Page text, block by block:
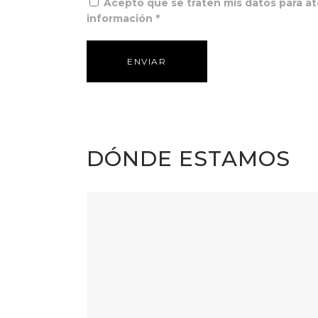
Acepto que se traten mis datos para
información *
DÓNDE ESTAMOS